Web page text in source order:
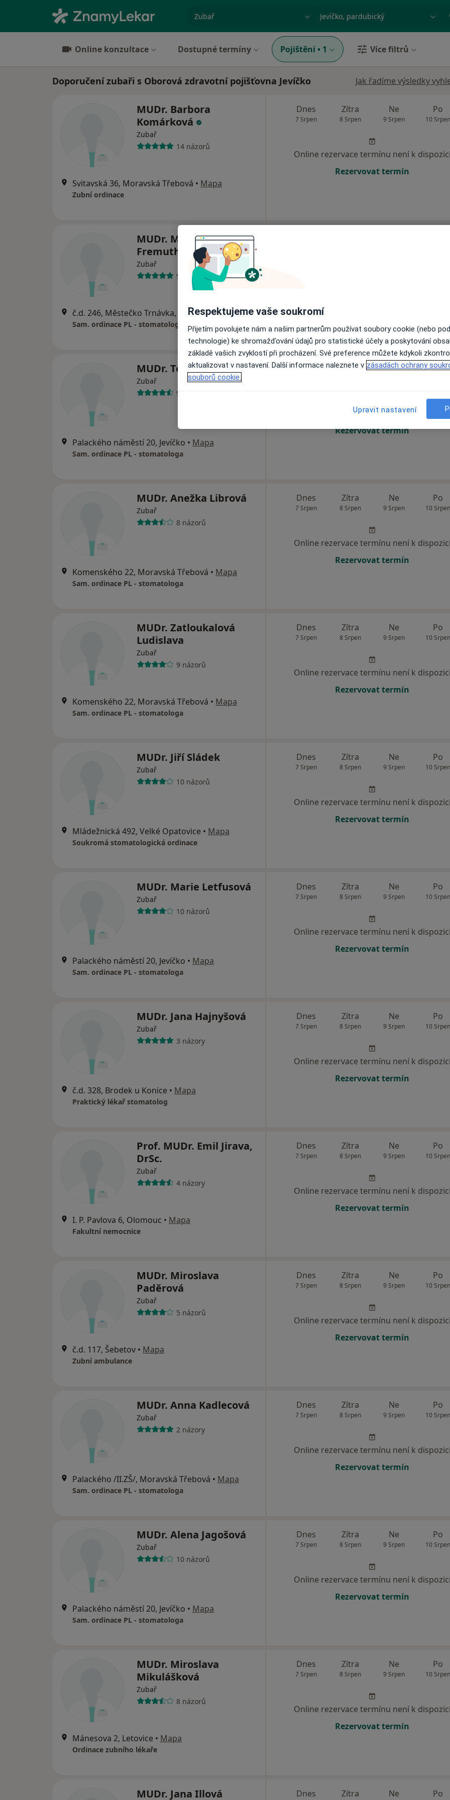
specializace, nemoc nebo příjmení Město nebo region
Online konzultace Dostupné termíny Pojištění • 1 Více filtrů
Doporučení zubaři s Oborová zdravotní pojišťovna Jevíčko Jak řadíme výsledky
MUDr. Barbora
Komárková
Zubař
14 názorů
Svitavská 36, Moravská Třebová • Mapa
Zubní ordinace
Dnes
7 Srpen
Zítra
8 Srpen
Ne
9 Srpen
Po
10 Srpen
Online rezervace termínu není k dispozici
Rezervovat termín
MUDr. Marta
Fremuthová
Zubař
9 názorů
č.d. 246, Městečko Trnávka, Svitavy•Mapa
Sam. ordinace PL - stomatologa
MUDr. Tomáš Jagoš
Zubař
9 názorů
Palackého náměstí 20, Jevíčko • Mapa
Sam. ordinace PL - stomatologa
Dnes Zítra Ne Po
Online rezervace termínu není k dispozici
Rezervovat termín
MUDr. Anežka Librová
Zubař
8 názorů
Komenského 22, Moravská Třebová • Mapa
Sam. ordinace PL - stomatologa
Dnes
7 Srpen
Zítra
8 Srpen
Ne
9 Srpen
Po
10 Srpen
Online rezervace termínu není k dispozici
Rezervovat termín
MUDr. Zatloukalová
Ludislava
Zubař
9 názorů
Komenského 22, Moravská Třebová • Mapa
Sam. ordinace PL - stomatologa
Dnes
7 Srpen
Zítra
8 Srpen
Ne
9 Srpen
Po
10 Srpen
Online rezervace termínu není k dispozici
Rezervovat termín
MUDr. Jiří Sládek
Zubař
10 názorů
Mládežnická 492, Velké Opatovice • Mapa
Soukromá stomatologická ordinace
Dnes
7 Srpen
Zítra
8 Srpen
Ne
9 Srpen
Po
10 Srpen
Online rezervace termínu není k dispozici
Rezervovat termín
MUDr. Marie Letfusová
Zubař
10 názorů
Palackého náměstí 20, Jevíčko • Mapa
Sam. ordinace PL - stomatologa
Dnes
7 Srpen
Zítra
8 Srpen
Ne
9 Srpen
Po
10 Srpen
Online rezervace termínu není k dispozici
Rezervovat termín
MUDr. Jana Hajnyšová
Zubař
3 názory
č.d. 328, Brodek u Konice • Mapa
Praktický lékař stomatolog
Dnes
7 Srpen
Zítra
8 Srpen
Ne
9 Srpen
Po
10 Srpen
Online rezervace termínu není k dispozici
Rezervovat termín
Prof. MUDr. Emil Jirava,
DrSc.
Zubař
4 názory
I. P. Pavlova 6, Olomouc • Mapa
Fakultní nemocnice
Dnes
7 Srpen
Zítra
8 Srpen
Ne
9 Srpen
Po
10 Srpen
Online rezervace termínu není k dispozici
Rezervovat termín
MUDr. Miroslava
Paděrová
Zubař
5 názorů
č.d. 117, Šebetov • Mapa
Zubní ambulance
Dnes
7 Srpen
Zítra
8 Srpen
Ne
9 Srpen
Po
10 Srpen
Online rezervace termínu není k dispozici
Rezervovat termín
MUDr. Anna Kadlecová
Zubař
2 názory
Palackého /II.ZŠ/, Moravská Třebová • Mapa
Sam. ordinace PL - stomatologa
Dnes
7 Srpen
Zítra
8 Srpen
Ne
9 Srpen
Po
10 Srpen
Online rezervace termínu není k dispozici
Rezervovat termín
MUDr. Alena Jagošová
Zubař
10 názorů
Palackého náměstí 20, Jevíčko • Mapa
Sam. ordinace PL - stomatologa
Dnes
7 Srpen
Zítra
8 Srpen
Ne
9 Srpen
Po
10 Srpen
Online rezervace termínu není k dispozici
Rezervovat termín
MUDr. Miroslava
Mikulášková
Zubař
8 názorů
Mánesova 2, Letovice • Mapa
Ordinace zubního lékaře
Dnes
7 Srpen
Zítra
8 Srpen
Ne
9 Srpen
Po
10 Srpen
Online rezervace termínu není k dispozici
Rezervovat termín
MUDr. Jana Illová Dnes Zítra Ne Po
Respektujeme vaše soukromí
Přijetím povolujete nám a našim partnerům používat soubory cookie (nebo
technologie) ke shromažďování údajů pro statistické účely a poskytování
základě vašich zvyklostí při procházení. Své preference můžete kdykoli
aktualizovat v nastavení. Další informace naleznete v zásadách ochrany
souborů cookie.
Upravit nastavení